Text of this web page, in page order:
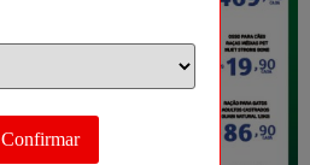
Confirmar